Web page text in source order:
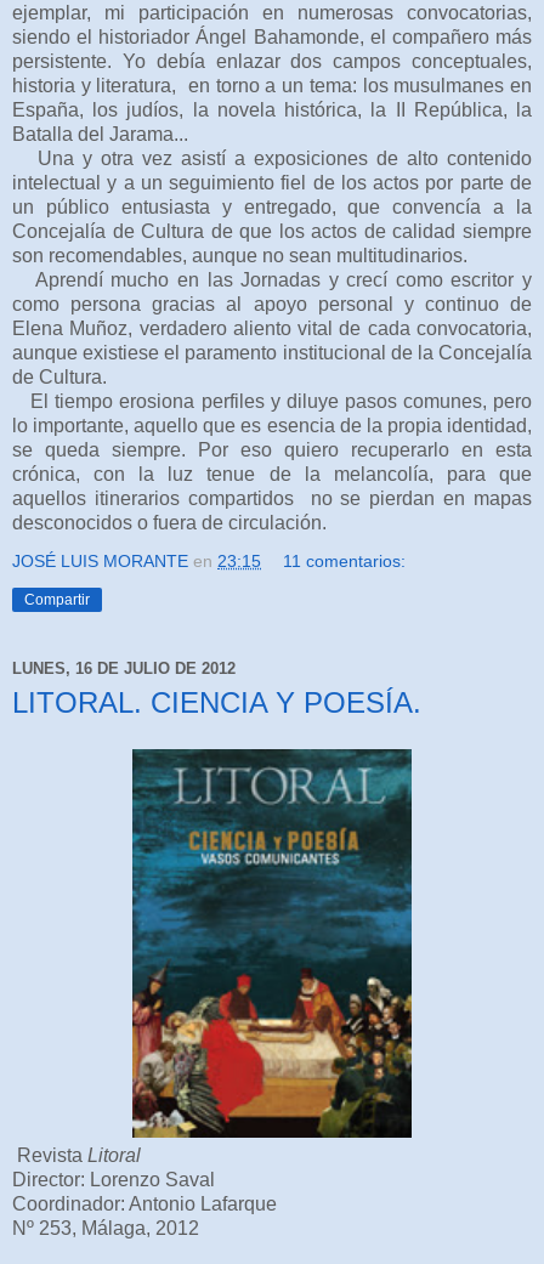
ejemplar, mi participación en numerosas convocatorias,
siendo el historiador Ángel Bahamonde, el compañero más
persistente. Yo debía enlazar dos campos conceptuales,
historia y literatura, en torno a un tema: los musulmanes en
España, los judíos, la novela histórica, la II República, la
Batalla del Jarama...
Una y otra vez asistí a exposiciones de alto contenido
intelectual y a un seguimiento fiel de los actos por parte de
un público entusiasta y entregado, que convencía a la
Concejalía de Cultura de que los actos de calidad siempre
son recomendables, aunque no sean multitudinarios.
Aprendí mucho en las Jornadas y crecí como escritor y
como persona gracias al apoyo personal y continuo de
Elena Muñoz, verdadero aliento vital de cada convocatoria,
aunque existiese el paramento institucional de la Concejalía
de Cultura.
El tiempo erosiona perfiles y diluye pasos comunes, pero
lo importante, aquello que es esencia de la propia identidad,
se queda siempre. Por eso quiero recuperarlo en esta
crónica, con la luz tenue de la melancolía, para que
aquellos itinerarios compartidos no se pierdan en mapas
desconocidos o fuera de circulación.
JOSÉ LUIS MORANTE en 23:15 11 comentarios:
Compartir
LUNES, 16 DE JULIO DE 2012
LITORAL. CIENCIA Y POESÍA.
Revista Litoral
Director: Lorenzo Saval
Coordinador: Antonio Lafarque
Nº 253, Málaga, 2012